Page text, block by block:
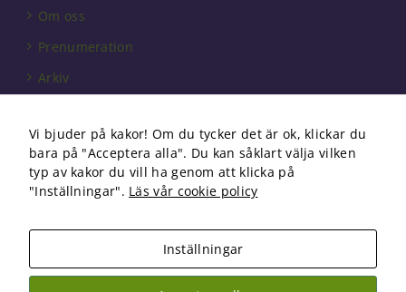
Om oss
Prenumeration
Arkiv
Förbundet
Om cookies
Copyright 2026 Fysioterapi | All Rights Reserved
Vi bjuder på kakor! Om du tycker det är ok, klickar du
bara på "Acceptera alla". Du kan såklart välja vilken
typ av kakor du vill ha genom att klicka på
"Inställningar". Läs vår cookie policy
Inställningar